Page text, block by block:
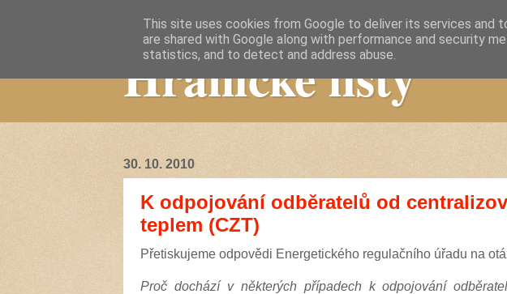
Hranické listy
30. 10. 2010
K odpojování odběratelů od
teplem (CZT)
Přetiskujeme odpovědi Energetického regulačního úřadu na
Proč dochází v některých případech k odpojování
This site uses cookies from Google to deliver its services and
are shared with Google along with performance and security
statistics, and to detect and address abuse.